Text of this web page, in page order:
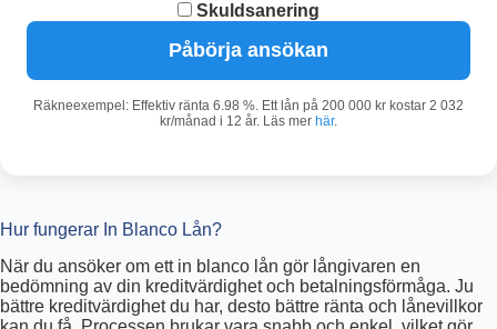
Skuldsanering
Påbörja ansökan
Räkneexempel: Effektiv ränta 6.98 %. Ett lån på 200 000 kr kostar 2 032
kr/månad i 12 år. Läs mer här.
Hur fungerar In Blanco Lån?
När du ansöker om ett in blanco lån gör långivaren en
bedömning av din kreditvärdighet och betalningsförmåga. Ju
bättre kreditvärdighet du har, desto bättre ränta och lånevillkor